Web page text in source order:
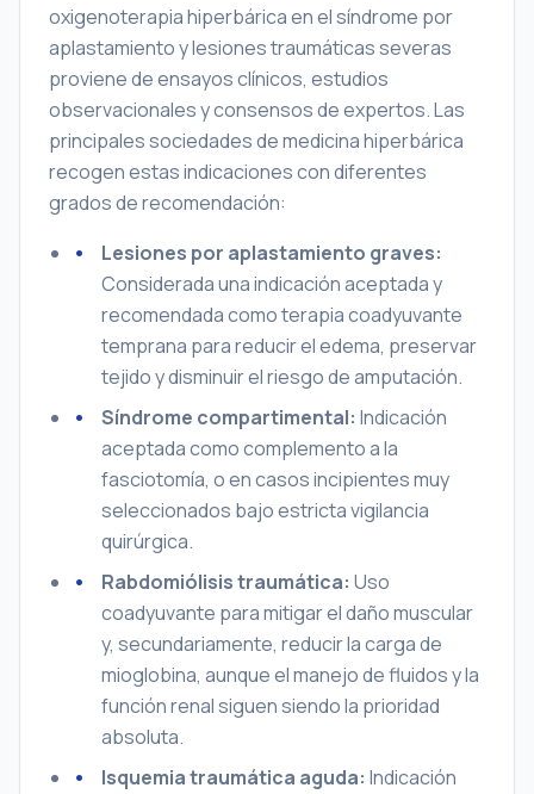
oxigenoterapia hiperbárica en el síndrome por
aplastamiento y lesiones traumáticas severas
proviene de ensayos clínicos, estudios
observacionales y consensos de expertos. Las
principales sociedades de medicina hiperbárica
recogen estas indicaciones con diferentes
grados de recomendación:
Lesiones por aplastamiento graves:
Considerada una indicación aceptada y
recomendada como terapia coadyuvante
temprana para reducir el edema, preservar
tejido y disminuir el riesgo de amputación.
Síndrome compartimental: Indicación
aceptada como complemento a la
fasciotomía, o en casos incipientes muy
seleccionados bajo estricta vigilancia
quirúrgica.
Rabdomiólisis traumática: Uso
coadyuvante para mitigar el daño muscular
y, secundariamente, reducir la carga de
mioglobina, aunque el manejo de fluidos y la
función renal siguen siendo la prioridad
absoluta.
Isquemia traumática aguda: Indicación